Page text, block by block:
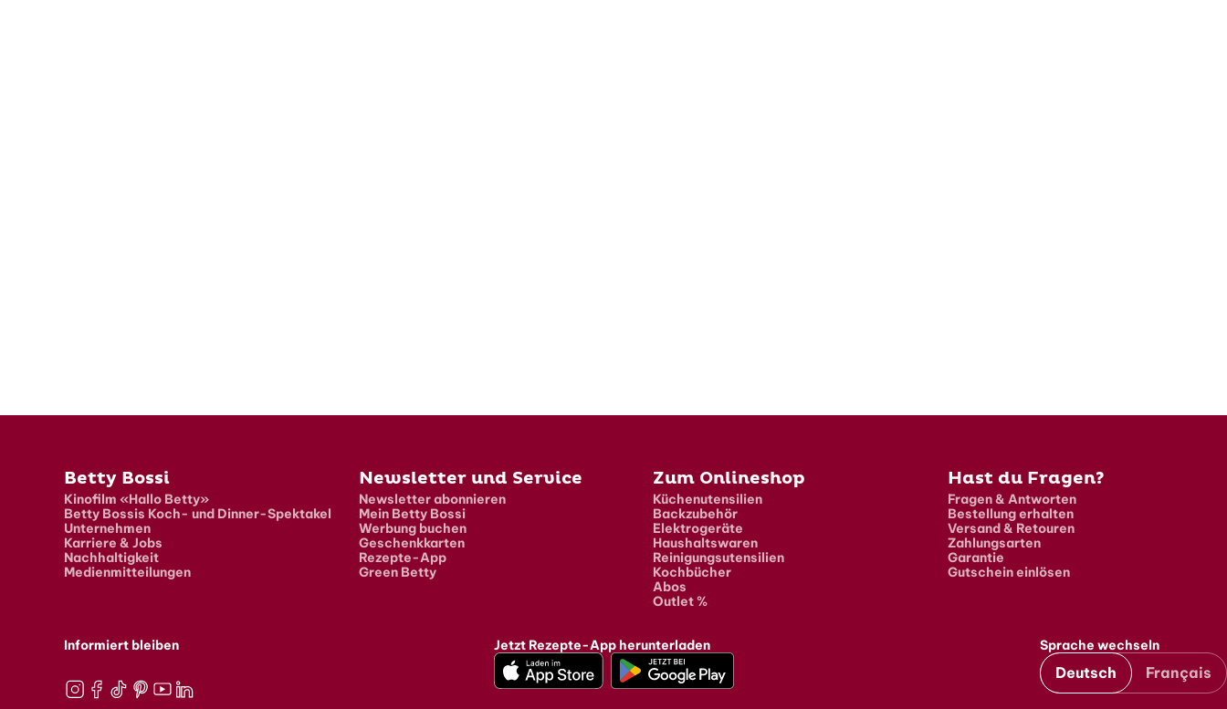
Fusszeile
Betty Bossi
Kinofilm «Hallo Betty»
Betty Bossis Koch- und Dinner-Spektakel
Unternehmen
Karriere & Jobs
Nachhaltigkeit
Medienmitteilungen
Newsletter und Service
Newsletter abonnieren
Mein Betty Bossi
Werbung buchen
Geschenkkarten
Rezepte-App
Green Betty
Zum Onlineshop
Küchenutensilien
Backzubehör
Elektrogeräte
Haushaltswaren
Reinigungsutensilien
Kochbücher
Abos
Outlet %
Hast du Fragen?
Fragen & Antworten
Bestellung erhalten
Versand & Retouren
Zahlungsarten
Garantie
Gutschein einlösen
Informiert bleiben Jetzt Rezepte-App herunterladen Sprache wechseln
Deutsch Français